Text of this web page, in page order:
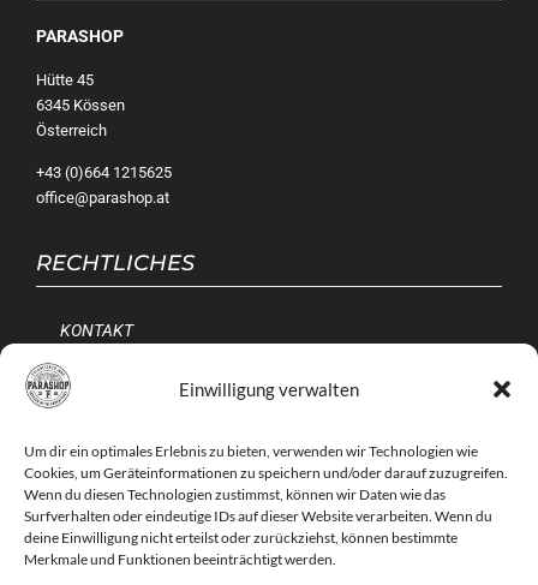
Einwilligung verwalten
Um dir ein optimales Erlebnis zu bieten, verwenden wir Technologien wie
Cookies, um Geräteinformationen zu speichern und/oder darauf zuzugreifen.
Wenn du diesen Technologien zustimmst, können wir Daten wie das
Surfverhalten oder eindeutige IDs auf dieser Website verarbeiten. Wenn du
deine Einwilligung nicht erteilst oder zurückziehst, können bestimmte
Merkmale und Funktionen beeinträchtigt werden.
PARASHOP
Hütte 45
6345 Kössen
Österreich
+43 (0)664 1215625
office@parashop.at
RECHTLICHES
KONTAKT
IMPRESSUM
DATENSCHUTZERKLÄRUNG
COOKIE-RICHTLINIE (EU)
ONLINE STORE